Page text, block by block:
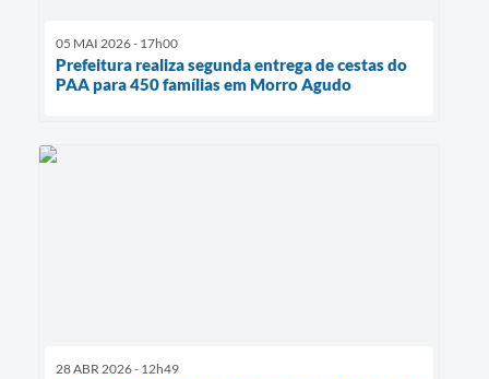
05 MAI 2026 - 17h00
Prefeitura realiza segunda entrega de cestas do
PAA para 450 famílias em Morro Agudo
28 ABR 2026 - 12h49